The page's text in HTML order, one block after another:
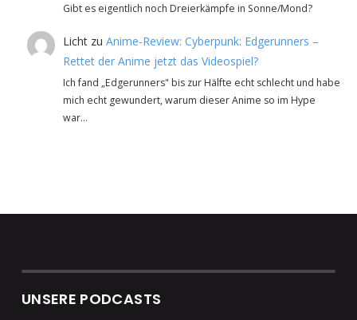
Gibt es eigentlich noch Dreierkämpfe in Sonne/Mond?
Licht zuAnime-Review: Cyberpunk: Edgerunners –
Rettet der Anime jetzt das Videospiel?
Ich fand „Edgerunners" bis zur Hälfte echt schlecht und habe
mich echt gewundert, warum dieser Anime so im Hype
war…
UNSERE PODCASTS